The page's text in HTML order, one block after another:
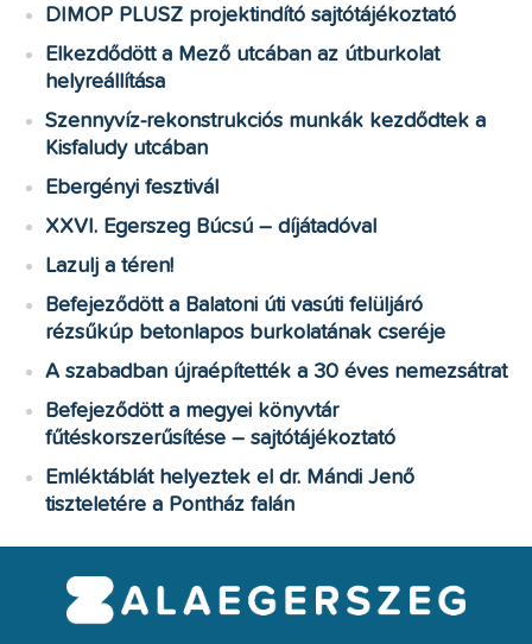
DIMOP PLUSZ projektindító sajtótájékoztató
Elkezdődött a Mező utcában az útburkolat
helyreállítása
Szennyvíz-rekonstrukciós munkák kezdődtek a
Kisfaludy utcában
Ebergényi fesztivál
XXVI. Egerszeg Búcsú – díjátadóval
Lazulj a téren!
Befejeződött a Balatoni úti vasúti felüljáró
rézsűkúp betonlapos burkolatának cseréje
A szabadban újraépítették a 30 éves nemezsátrat
Befejeződött a megyei könyvtár
fűtéskorszerűsítése – sajtótájékoztató
Emléktáblát helyeztek el dr. Mándi Jenő
tiszteletére a Pontház falán